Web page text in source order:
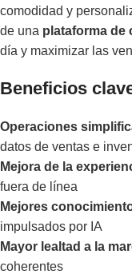
comodidad y
de una plataforma de
día y maximizar las
Beneficios
Operaciones
datos de ventas e
Mejora de la
fuera de línea
Mejores
impulsados por IA
Mayor lealtad a la
coherentes